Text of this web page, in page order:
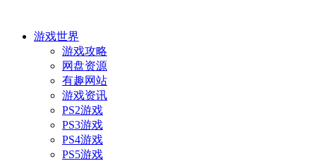
游戏世界
游戏攻略
网盘资源
有趣网站
游戏资讯
PS2游戏
PS3游戏
PS4游戏
PS5游戏